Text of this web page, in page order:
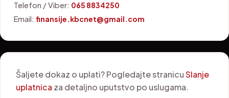
Telefon / Viber: 065 8834250
Email: finansije.kbcnet@gmail.com
Šaljete dokaz o uplati? Pogledajte stranicuSlanje
uplatnica za detaljno uputstvo po uslugama.